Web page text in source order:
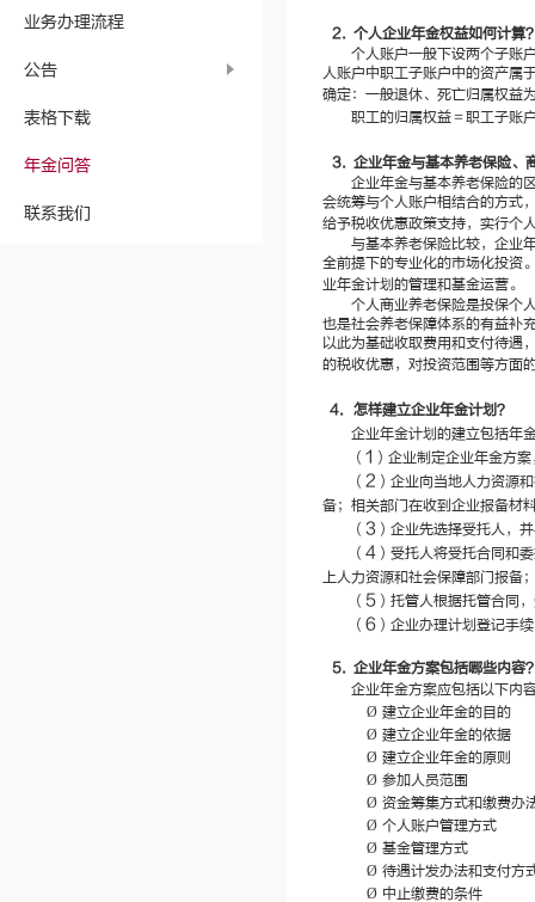
业务办理流程
公告
表格下载
年金问答
联系我们
2. 个人企业年金权益如何计算
个人账户一般下设两个子账
人账户中职工子账户中的资产属
确定：一般退休、死亡归属权益
职工的归属权益＝职工子账
3. 企业年金与基本养老保险、
企业年金与基本养老保险的
会统筹与个人账户相结合的方式
给予税收优惠政策支持，实行个
与基本养老保险比较，企业
全前提下的专业化的市场化投资
业年金计划的管理和基金运营。
个人商业养老保险是投保个
也是社会养老保障体系的有益补
以此为基础收取费用和支付待遇
的税收优惠，对投资范围等方面
4.
怎样建立企业年金计划？
企业年金计划的建立包括年
（ 1 ）企业制定企业年金方
（ 2 ）企业向当地人力资源
备；相关部门在收到企业报备材
（ 3 ）企业先选择受托人，
（ 4 ）受托人将受托合同和
上人力资源和社会保障部门报备
（ 5 ）托管人根据托管合同
（ 6 ）企业办理计划登记手
5. 企业年金方案包括哪些内容
企业年金方案应包括以下内
Ø 建立企业年金的目的
Ø 建立企业年金的依据
Ø 建立企业年金的原则
Ø 参加人员范围
Ø 资金筹集方式和缴费办
Ø 个人账户管理方式
Ø 基金管理方式
Ø 待遇计发办法和支付方
Ø 中止缴费的条件